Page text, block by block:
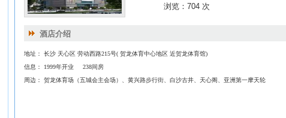
浏览：704 次
酒店介绍
地址： 长沙 天心区 劳动西路215号( 贺龙体育中心地区 近贺龙体育馆)
信息： 1999年开业 238间房
周边： 贺龙体育场（五城会主会场）、黄兴路步行街、白沙古井、天心阁、亚洲第一摩天轮